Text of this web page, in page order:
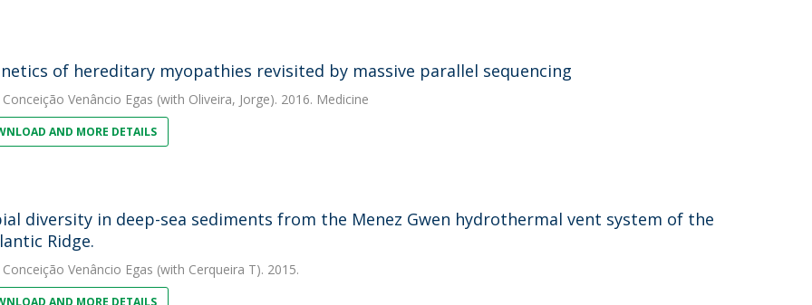
of hereditary myopathies revisited by massive parallel sequencing
Venâncio Egas (with Oliveira, Jorge). 2016. Medicine
AND MORE DETAILS
diversity in deep-sea sediments from the Menez Gwen hydrothermal vent system of the
Ridge.
Venâncio Egas (with Cerqueira T). 2015.
AND MORE DETAILS